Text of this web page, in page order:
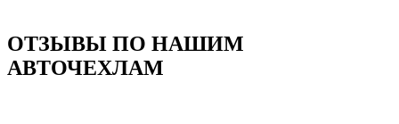
ОТЗЫВЫ ПО НАШИМ
АВТОЧЕХЛАМ